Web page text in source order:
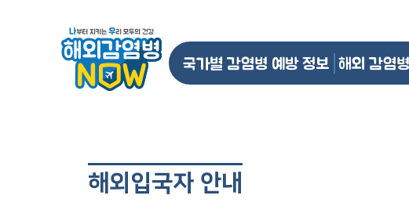
국가별 감염병 예방 정보 해외 감염
해외입국자 안내